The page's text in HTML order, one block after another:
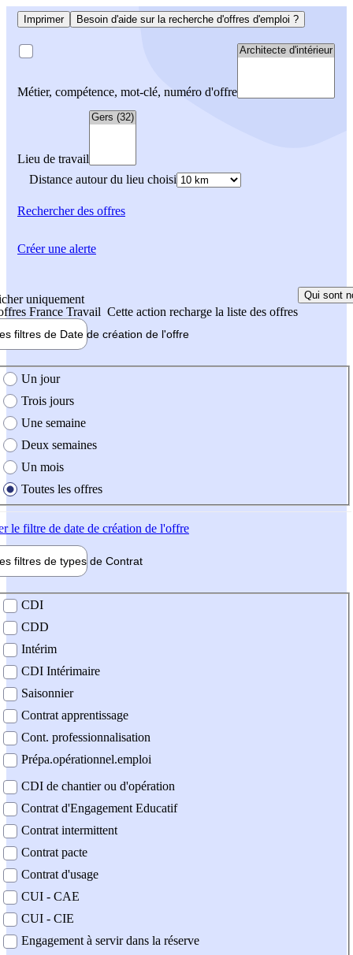
Imprimer Besoin d'aide sur la recherche d'offres d'emploi ?
Métier, compétence, mot-clé, numéro d'offre
Lieu de travail
Distance autour du lieu choisi
Rechercherdes offres
uniquement
France Travail Cette action recharge la liste des offres
Qui sont
filtres de Date de création de l'offre
création de l'offre
Un jour
Trois jours
Une semaine
Deux semaines
Un mois
Toutes les offres
le filtre de date de création de l'offre
filtres de types de Contrat
contrat
CDI
CDD
Intérim
CDI Intérimaire
Saisonnier
Contrat apprentissage
Cont. professionnalisation
Prépa.opérationnel.emploi
CDI de chantier ou d'opération
Contrat d'Engagement Educatif
Contrat intermittent
Contrat pacte
Contrat d'usage
CUI - CAE
CUI - CIE
Engagement à servir dans la réserve
Créer une alerte